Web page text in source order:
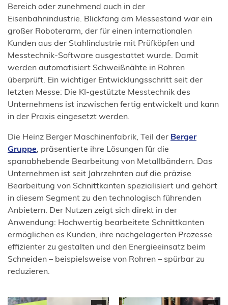
Bereich oder zunehmend auch in der
Eisenbahnindustrie. Blickfang am Messestand war ein
großer Roboterarm, der für einen internationalen
Kunden aus der Stahlindustrie mit Prüfköpfen und
Messtechnik-Software ausgestattet wurde. Damit
werden automatisiert Schweißnähte in Rohren
überprüft. Ein wichtiger Entwicklungsschritt seit der
letzten Messe: Die KI-gestützte Messtechnik des
Unternehmens ist inzwischen fertig entwickelt und kann
in der Praxis eingesetzt werden.
Die Heinz Berger Maschinenfabrik, Teil der Berger
Gruppe
(Öffnet
einem
neuen
Tab)
, präsentierte ihre Lösungen für die
spanabhebende Bearbeitung von Metallbändern. Das
Unternehmen ist seit Jahrzehnten auf die präzise
Bearbeitung von Schnittkanten spezialisiert und gehört
in diesem Segment zu den technologisch führenden
Anbietern. Der Nutzen zeigt sich direkt in der
Anwendung: Hochwertig bearbeitete Schnittkanten
ermöglichen es Kunden, ihre nachgelagerten Prozesse
effizienter zu gestalten und den Energieeinsatz beim
Schneiden – beispielsweise von Rohren – spürbar zu
reduzieren.